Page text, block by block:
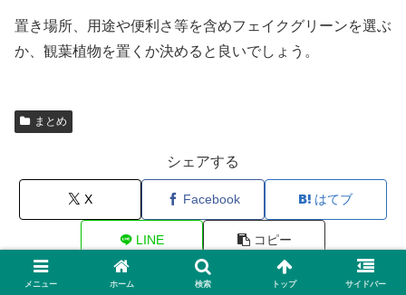
置き場所、用途や便利さ等を含めフェイクグリーンを選ぶ
か、観葉植物を置くか決めると良いでしょう。
まとめ
シェアする
X Facebook はてブ
LINE コピー
メニュー ホーム 検索 トップ サイドバー